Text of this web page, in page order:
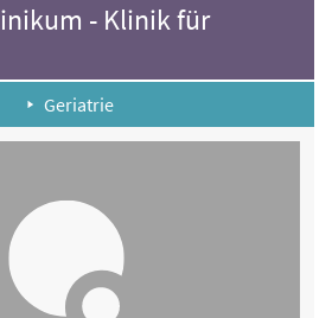
- Klinik für
Geriatrie